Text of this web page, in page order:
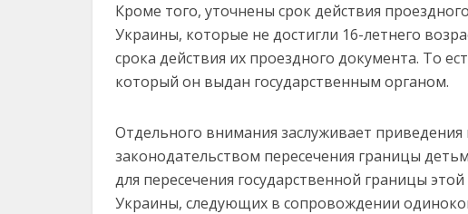
Кроме того, уточнены срок действия
Украины, которые не достигли 16-летнего
срока действия их проездного документа. То
который он выдан государственным органом.
Отдельного внимания заслуживает приведения
законодательством пересечения границы
для пересечения государственной границы
Украины, следующих в сопровождении